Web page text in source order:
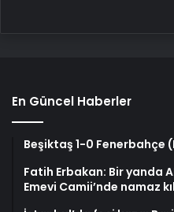
En Güncel Haberler
Beşiktaş 1-0 Fenerbahçe
Fatih Erbakan: Bir yanda
Emevi Camii’nde namaz